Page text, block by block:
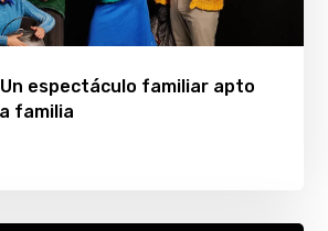
espectáculo familiar apto
familia